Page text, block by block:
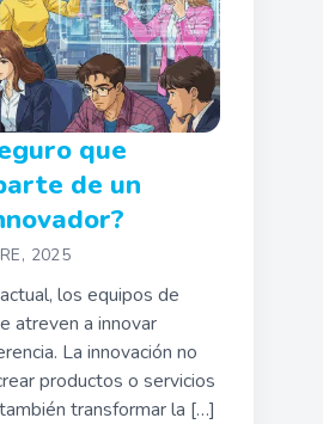
que
de un
2025
los equipos de
atreven a innovar
La innovación no
productos o servicios
transformar la […]